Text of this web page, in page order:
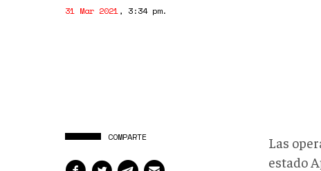
31 Mar 2021, 3:34 pm.
COMPARTE
Las
estado